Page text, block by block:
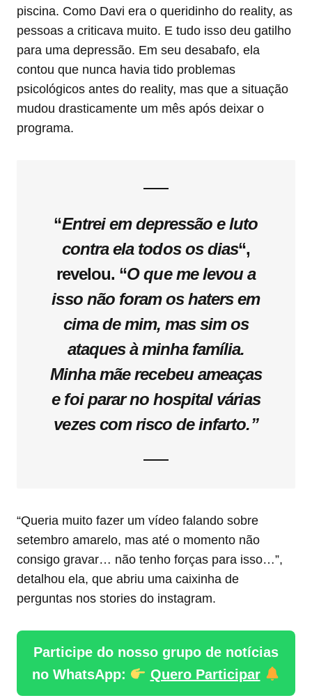
piscina. Como Davi era o queridinho do reality, as
pessoas a criticava muito. E tudo isso deu gatilho
para uma depressão. Em seu desabafo, ela
contou que nunca havia tido problemas
psicológicos antes do reality, mas que a situação
mudou drasticamente um mês após deixar o
programa.
“Entrei em depressão e luto
contra ela todos os dias“,
revelou. “O que me levou a
isso não foram os haters em
cima de mim, mas sim os
ataques à minha família.
Minha mãe recebeu ameaças
e foi parar no hospital várias
vezes com risco de infarto.”
“Queria muito fazer um vídeo falando sobre
setembro amarelo, mas até o momento não
consigo gravar… não tenho forças para isso…”,
detalhou ela, que abriu uma caixinha de
perguntas nos stories do instagram.
Participe do nosso grupo de notícias
no WhatsApp:
Quero Participar